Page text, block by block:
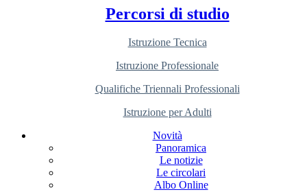
Percorsi di studio
Istruzione Tecnica
Istruzione Professionale
Qualifiche Triennali Professionali
Istruzione per Adulti
Novità
Panoramica
Le notizie
Le circolari
Albo Online